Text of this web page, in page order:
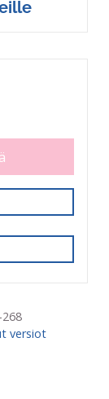
versiot